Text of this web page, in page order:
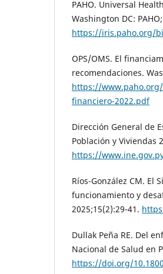
PAHO. Universal
Washington DC:
https://iris.paho.org/
OPS/OMS. El
recomendaciones.
https://
financiero-2022.pdf
Dirección General de
Población y Viviendas
https://
Ríos-González CM. El
funcionamiento y
2025;15(2):29-41.
Dullak Peña RE. Del
Nacional de Salud en
https://doi.org/